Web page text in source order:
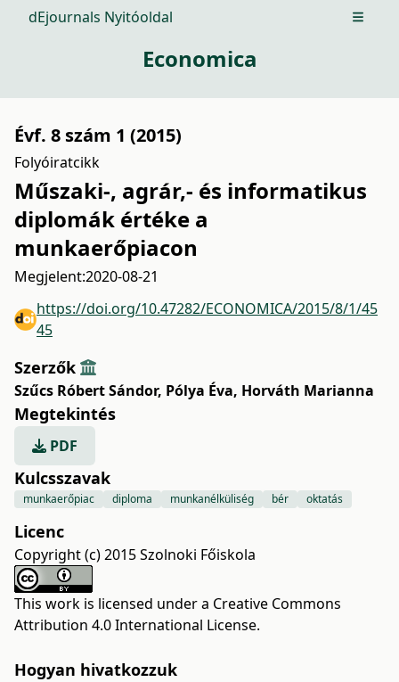
dEjournals Nyitóoldal Open
Economica
Évf. 8 szám 1 (2015)
Folyóiratcikk
Műszaki-, agrár,- és informatikus
diplomák értéke a
munkaerőpiacon
Megjelent:2020-08-21
https://doi.org/10.47282/ECONOMICA/2015/8/1/45
45
Szerzők
Szűcs Róbert Sándor, Pólya Éva, Horváth Marianna
Megtekintés
PDF
Kulcsszavak
munkaerőpiac diploma munkanélküliség bér oktatás
Licenc
Copyright (c) 2015 Szolnoki Főiskola
This work is licensed under a Creative Commons
Attribution 4.0 International License.
Hogyan hivatkozzuk